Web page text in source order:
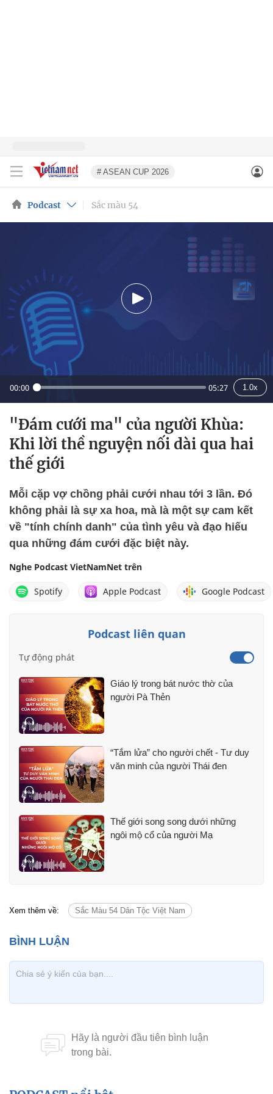
# ASEAN CUP 2026
Podcast Sắc màu 54
00:00 05:27 1.0x
"Đám cưới ma" của người Khùa:
Khi lời thề nguyện nối dài qua hai
thế giới
Mỗi cặp vợ chồng phải cưới nhau tới 3 lần. Đó
không phải là sự xa hoa, mà là một sự cam kết
về "tính chính danh" của tình yêu và đạo hiếu
qua những đám cưới đặc biệt này.
Podcast liên quan
Tự động phát
Giáo lý trong bát nước thờ của
người Pà Thẻn
“Tắm lửa” cho người chết - Tư duy
văn minh của người Thái đen
Thế giới song song dưới những
ngôi mộ cổ của người Mạ
Nghe Podcast VietNamNet trên
Spotify Apple Podcast Google Podcast
Xem thêm về: Sắc Màu 54 Dân Tộc Việt Nam